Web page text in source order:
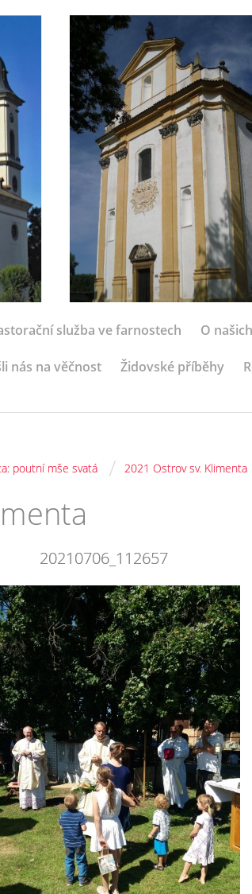
služba ve farnostech O
nás na věčnost Židovské příběhy
poutní mše svatá / 2021 Ostrov sv. Klimenta
20210706_112657